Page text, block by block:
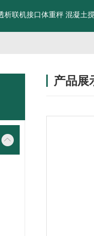
析联机接口体重秤 混凝土
产品展